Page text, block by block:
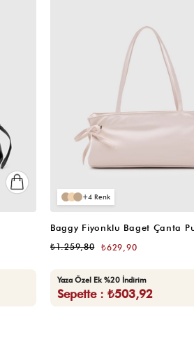
4
₺629,90
₺1.259,80
Yaza Özel Ek %20 İndirim
Sepette : ₺503,92